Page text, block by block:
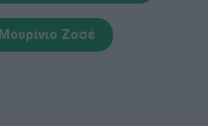
Μουρίνιο Ζοσέ